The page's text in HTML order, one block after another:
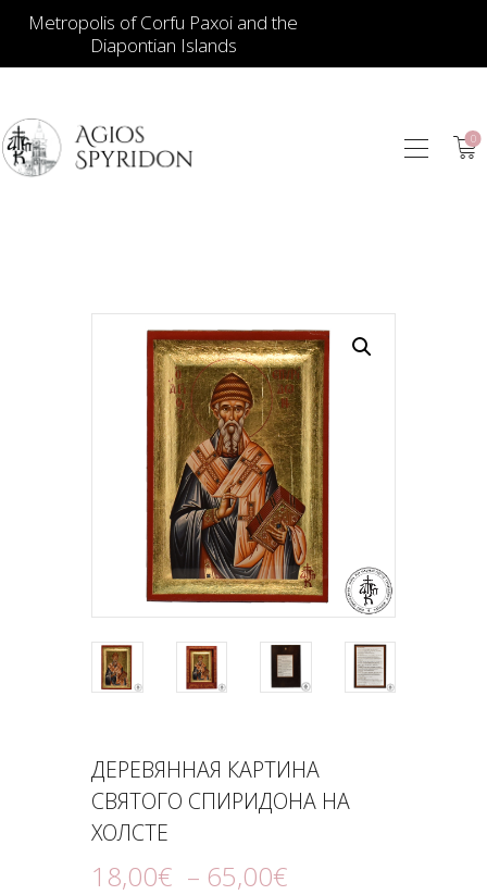
Metropolis of Corfu Paxoi and the
Diapontian Islands
0
ДЛЯ ЦЕРКВИ
ИЕРАТИЧЕСКИЕ
ПРЕДМЕТЫ
СВЕЧИ
СУВЕНИРЫ ДЛЯ
ДОМА
ПОДНОШЕНИЯ
БЛОГ
ДЕРЕВЯННАЯ КАРТИНА
СВЯТОГО СПИРИДОНА НА
ХОЛСТЕ
18,00€ – 65,00€